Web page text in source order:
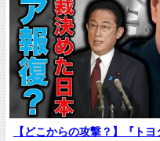
【どこからの攻撃？】『ト